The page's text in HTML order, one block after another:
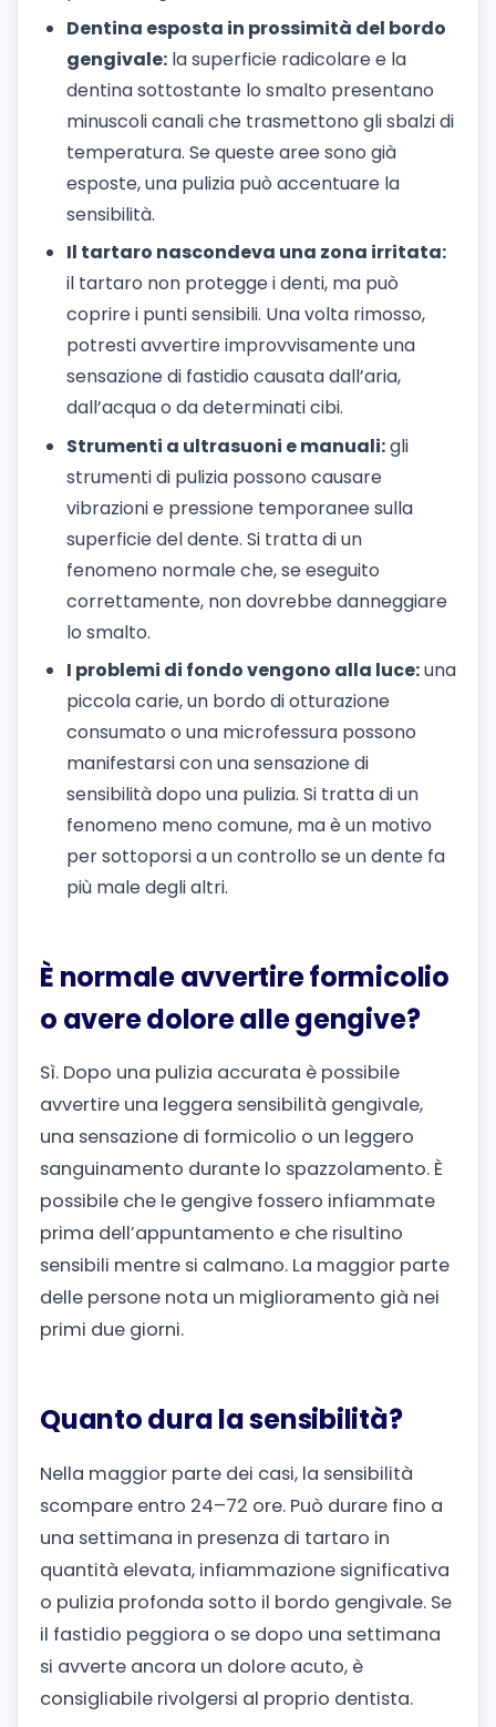
Dentina esposta in prossimità del bordo
gengivale: la superficie radicolare e la
dentina sottostante lo smalto presentano
minuscoli canali che trasmettono gli sbalzi di
temperatura. Se queste aree sono già
esposte, una pulizia può accentuare la
sensibilità.
Il tartaro nascondeva una zona irritata:
il tartaro non protegge i denti, ma può
coprire i punti sensibili. Una volta rimosso,
potresti avvertire improvvisamente una
sensazione di fastidio causata dall’aria,
dall’acqua o da determinati cibi.
Strumenti a ultrasuoni e manuali:gli
strumenti di pulizia possono causare
vibrazioni e pressione temporanee sulla
superficie del dente. Si tratta di un
fenomeno normale che, se eseguito
correttamente, non dovrebbe danneggiare
lo smalto.
I problemi di fondo vengono alla luce:una
piccola carie, un bordo di otturazione
consumato o una microfessura possono
manifestarsi con una sensazione di
sensibilità dopo una pulizia. Si tratta di un
fenomeno meno comune, ma è un motivo
per sottoporsi a un controllo se un dente fa
più male degli altri.
È normale avvertire formicolio
o avere dolore alle gengive?
Sì. Dopo una pulizia accurata è possibile
avvertire una leggera sensibilità gengivale,
una sensazione di formicolio o un leggero
sanguinamento durante lo spazzolamento. È
possibile che le gengive fossero infiammate
prima dell’appuntamento e che risultino
sensibili mentre si calmano. La maggior parte
delle persone nota un miglioramento già nei
primi due giorni.
Quanto dura la sensibilità?
Nella maggior parte dei casi, la sensibilità
scompare entro 24–72 ore. Può durare fino a
una settimana in presenza di tartaro in
quantità elevata, infiammazione significativa
o pulizia profonda sotto il bordo gengivale. Se
il fastidio peggiora o se dopo una settimana
si avverte ancora un dolore acuto, è
consigliabile rivolgersi al proprio dentista.